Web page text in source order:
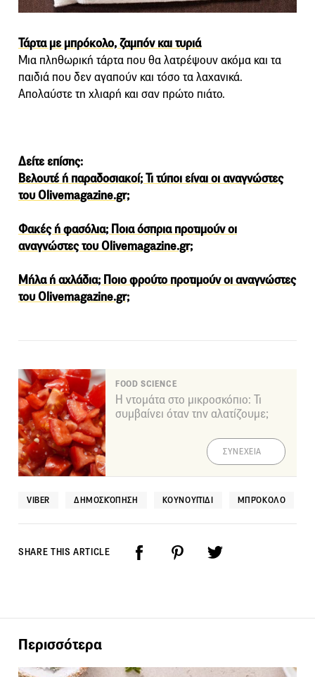
Τάρτα με μπρόκολο, ζαμπόν και τυριά
Μια πληθωρική τάρτα που θα λατρέψουν ακόμα και τα
παιδιά που δεν αγαπούν και τόσο τα λαχανικά.
Απολαύστε τη χλιαρή και σαν πρώτο πιάτο.
Δείτε επίσης:
Βελουτέ ή παραδοσιακοί; Τι τύποι είναι οι αναγνώστες
του Olivemagazine.gr;
Φακές ή φασόλια; Ποια όσπρια προτιμούν οι
αναγνώστες του Olivemagazine.gr;
Μήλα ή αχλάδια; Ποιο φρούτο προτιμούν οι αναγνώστες
του Olivemagazine.gr;
FOOD SCIENCE
Η ντομάτα στο μικροσκόπιο: Τι
συμβαίνει όταν την αλατίζουμε;
ΣΥΝΕΧΕΙΑ
VIBER ΔΗΜΟΣΚΌΠΗΣΗ ΚΟΥΝΟΥΠΊΔΙ ΜΠΡΌΚΟΛΟ
SHARE THIS ARTICLE
Περισσότερα